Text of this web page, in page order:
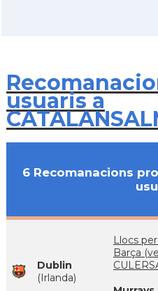
usuaris a
6 Recomanacions
Dublin
(Irlanda)
Llocs
Barça